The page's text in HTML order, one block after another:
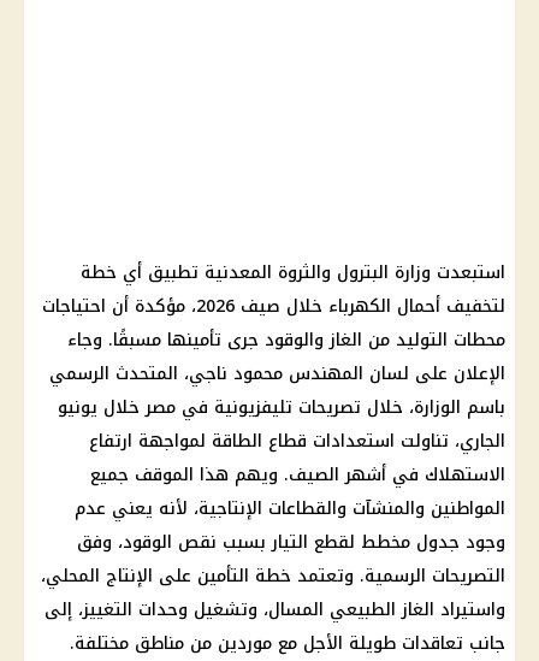
استبعدت وزارة البترول والثروة المعدنية تطبيق أي خطة
لتخفيف أحمال الكهرباء خلال صيف 2026، مؤكدة أن احتياجات
محطات التوليد من الغاز والوقود جرى تأمينها مسبقًا. وجاء
الإعلان على لسان المهندس محمود ناجي، المتحدث الرسمي
باسم الوزارة، خلال تصريحات تليفزيونية في مصر خلال يونيو
الجاري، تناولت استعدادات قطاع الطاقة لمواجهة ارتفاع
الاستهلاك في أشهر الصيف. ويهم هذا الموقف جميع
المواطنين والمنشآت والقطاعات الإنتاجية، لأنه يعني عدم
وجود جدول مخطط لقطع التيار بسبب نقص الوقود، وفق
التصريحات الرسمية. وتعتمد خطة التأمين على الإنتاج المحلي،
واستيراد الغاز الطبيعي المسال، وتشغيل وحدات التغييز، إلى
جانب تعاقدات طويلة الأجل مع موردين من مناطق مختلفة.